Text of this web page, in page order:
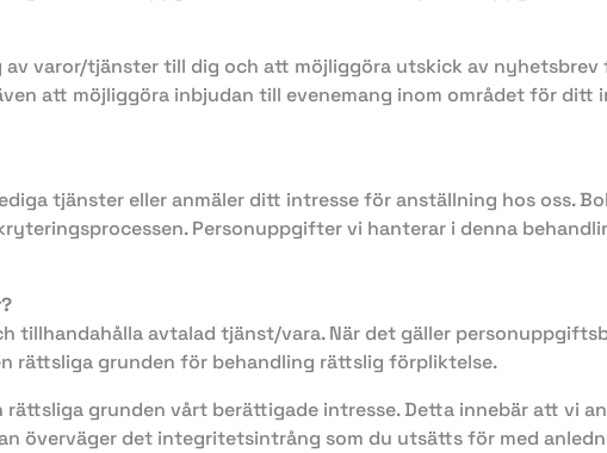
varor/tjänster till dig och att möjliggöra utskick av
att möjliggöra inbjudan till evenemang inom området för ditt
tjänster eller anmäler ditt intresse för anställning hos oss.
Personuppgifter vi hanterar i denna
tillhandahålla avtalad tjänst/vara. När det gäller
rättsliga grunden för behandling rättslig förpliktelse.
grunden vårt berättigade intresse. Detta innebär att vi
överväger det integritetsintrång som du utsätts för med